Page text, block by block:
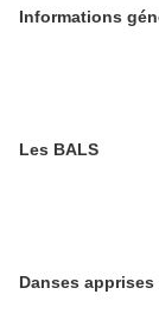
Informations
Les BALS
Danses